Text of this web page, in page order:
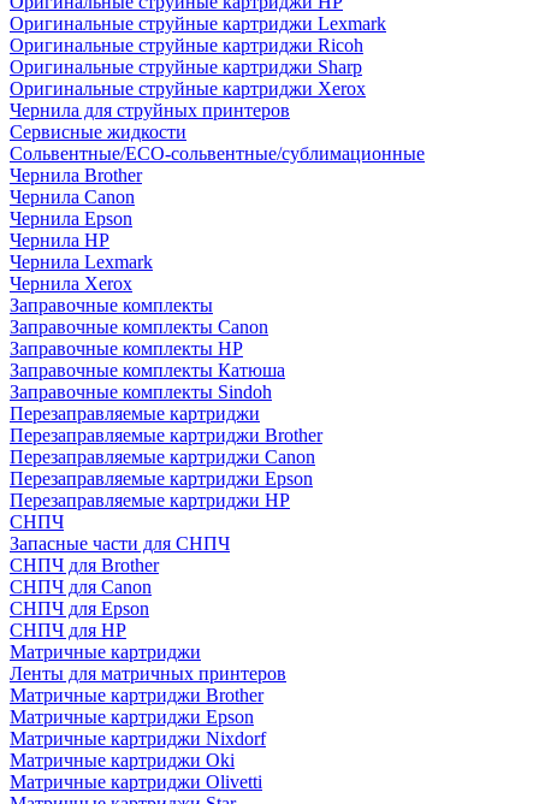
Оригинальные струйные картриджи Lexmark
Оригинальные струйные картриджи Ricoh
Оригинальные струйные картриджи Sharp
Оригинальные струйные картриджи Xerox
Чернила для струйных принтеров
Сервисные жидкости
Сольвентные/ECO-сольвентные/сублимационные
Чернила Brother
Чернила Canon
Чернила Epson
Чернила HP
Чернила Lexmark
Чернила Xerox
Заправочные комплекты
Заправочные комплекты Canon
Заправочные комплекты HP
Заправочные комплекты Катюша
Заправочные комплекты Sindoh
Перезаправляемые картриджи
Перезаправляемые картриджи Brother
Перезаправляемые картриджи Canon
Перезаправляемые картриджи Epson
Перезаправляемые картриджи HP
СНПЧ
Запасные части для СНПЧ
СНПЧ для Brother
СНПЧ для Canon
СНПЧ для Epson
СНПЧ для HP
Матричные картриджи
Ленты для матричных принтеров
Матричные картриджи Brother
Матричные картриджи Epson
Матричные картриджи Nixdorf
Матричные картриджи Oki
Матричные картриджи Olivetti